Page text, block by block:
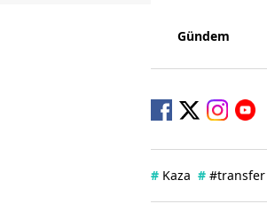
Gündem
# Kaza # #transfer